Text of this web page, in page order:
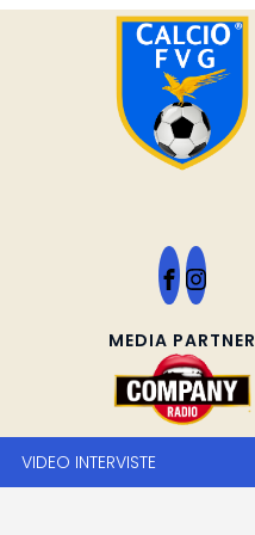
MEDIA PARTNER
VIDEO INTERVISTE